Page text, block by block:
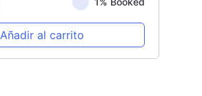
Añadir al carrito